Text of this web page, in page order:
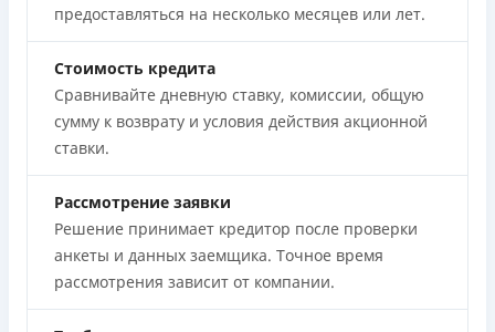
предоставляться на несколько месяцев или лет.
Стоимость кредита
Сравнивайте дневную ставку, комиссии, общую
сумму к возврату и условия действия акционной
ставки.
Рассмотрение заявки
Решение принимает кредитор после проверки
анкеты и данных заемщика. Точное время
рассмотрения зависит от компании.